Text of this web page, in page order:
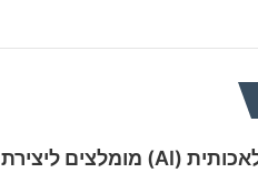
10 כלי בינה מלאכותית (AI) מומלצים ליצירת